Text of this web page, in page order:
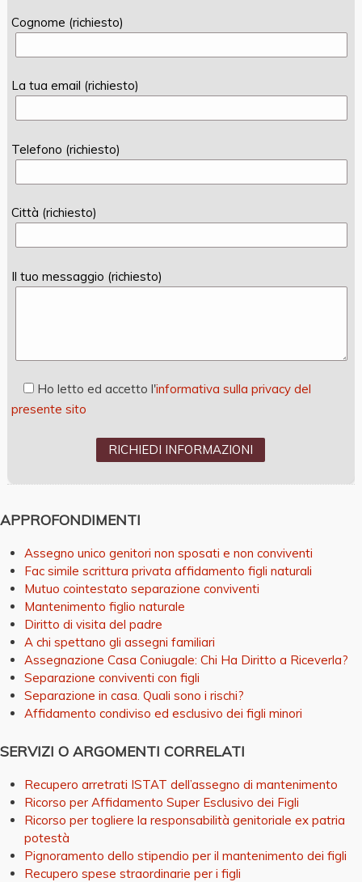
Cognome (richiesto)
La tua email (richiesto)
Telefono (richiesto)
Città (richiesto)
Il tuo messaggio (richiesto)
Ho letto ed accetto l'informativa sulla privacy del
presente sito
APPROFONDIMENTI
Assegno unico genitori non sposati e non conviventi
Fac simile scrittura privata affidamento figli naturali
Mutuo cointestato separazione conviventi
Mantenimento figlio naturale
Diritto di visita del padre
A chi spettano gli assegni familiari
Assegnazione Casa Coniugale: Chi Ha Diritto a Riceverla?
Separazione conviventi con figli
Separazione in casa. Quali sono i rischi?
Affidamento condiviso ed esclusivo dei figli minori
SERVIZI O ARGOMENTI CORRELATI
Recupero arretrati ISTAT dell’assegno di mantenimento
Ricorso per Affidamento Super Esclusivo dei Figli
Ricorso per togliere la responsabilità genitoriale ex patria
potestà
Pignoramento dello stipendio per il mantenimento dei figli
Recupero spese straordinarie per i figli